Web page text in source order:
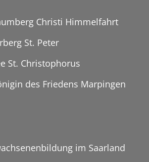
Christi Himmelfahrt
St. Peter
St. Christophorus
des Friedens Marpingen
im Saarland